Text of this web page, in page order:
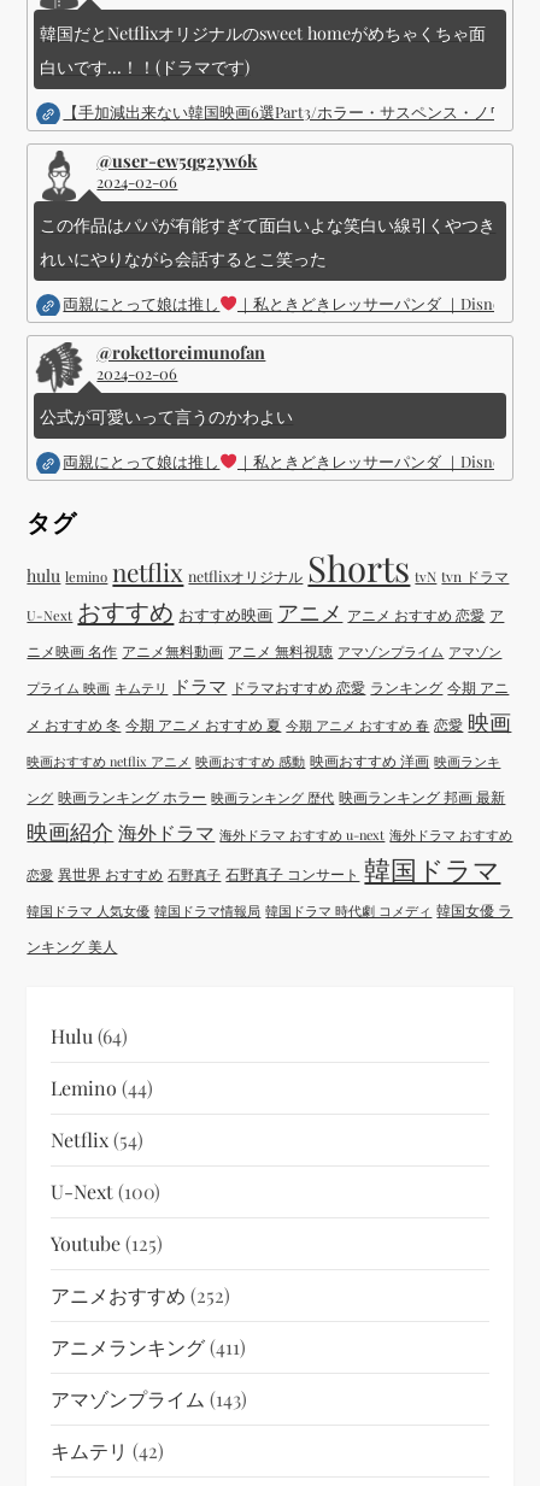
韓国だとNetflixオリジナルのsweet homeがめちゃくちゃ面
白いです...！！(ドラマです)
【手加減出来ない韓国映画6選Part3/ホラー・サスペンス・ノワー
@user-ew5qg2yw6k
2024-02-06
この作品はパパが有能すぎて面白いよな笑白い線引くやつき
れいにやりながら会話するとこ笑った
両親にとって娘は推し ｜私ときどきレッサーパンダ ｜Disney (
@rokettoreimunofan
2024-02-06
公式が可愛いって言うのかわよい
両親にとって娘は推し ｜私ときどきレッサーパンダ ｜Disney (
タグ
hulu lemino netflix netflixオリジナル Shorts tvN tvn ドラマ
U-Next おすすめ おすすめ映画 アニメ アニメ おすすめ 恋愛 ア
ニメ映画 名作 アニメ無料動画 アニメ 無料視聴 アマゾンプライム アマゾン
プライム 映画 キムテリ ドラマ ドラマおすすめ 恋愛 ランキング 今期 アニ
メ おすすめ 冬 今期 アニメ おすすめ 夏 今期 アニメ おすすめ 春 恋愛 映画
映画おすすめ netflix アニメ 映画おすすめ 感動 映画おすすめ 洋画 映画ランキ
ング 映画ランキング ホラー 映画ランキング 歴代 映画ランキング 邦画 最新
映画紹介 海外ドラマ 海外ドラマ おすすめ u-next 海外ドラマ おすすめ
恋愛 異世界 おすすめ 石野真子 石野真子 コンサート 韓国ドラマ
韓国ドラマ 人気女優 韓国ドラマ情報局 韓国ドラマ 時代劇 コメディ 韓国女優 ラ
ンキング 美人
Hulu (64)
Lemino (44)
Netflix(54)
U-Next(100)
Youtube(125)
アニメおすすめ (252)
アニメランキング(411)
アマゾンプライム (143)
キムテリ (42)